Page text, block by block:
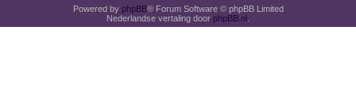
Powered by phpBB® Forum Software © phpBB Limited
Nederlandse vertaling door phpBB.nl .